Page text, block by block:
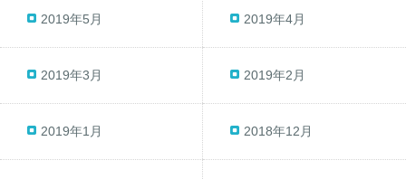
2019年5月 2019年4月
2019年3月 2019年2月
2019年1月 2018年12月